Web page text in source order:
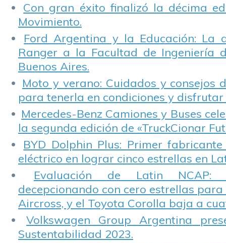
Con gran éxito finalizó la décima
Movimiento.
Ford Argentina y la Educación: La
Ranger a la Facultad de Ingeniería
Buenos Aires.
Moto y verano: Cuidados y consejos
para tenerla en condiciones y disfrutar
Mercedes-Benz Camiones y Buses
la segunda edición de «TruckCionar
BYD Dolphin Plus: Primer
eléctrico en lograr cinco estrellas en
Evaluación de Latin NCAP:
decepcionando con cero estrellas para
Aircross, y el Toyota Corolla baja a
Volkswagen Group Argentina
Sustentabilidad 2023.